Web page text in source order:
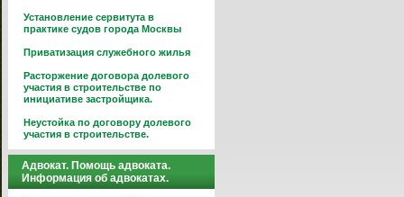
Установление сервитута в
практике судов города Москвы
Приватизация служебного жилья
Расторжение договора долевого
участия в строительстве по
инициативе застройщика.
Неустойка по договору долевого
участия в строительстве.
Адвокат. Помощь адвоката.
Информация об адвокатах.